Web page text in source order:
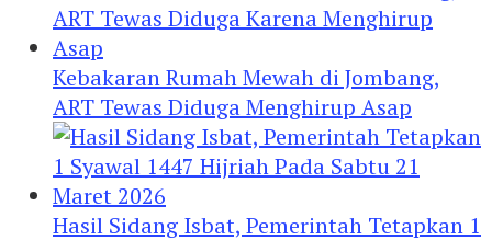
Kebakaran Rumah Mewah di Jombang,
ART Tewas Diduga Menghirup Asap
Hasil Sidang Isbat, Pemerintah Tetapkan 1